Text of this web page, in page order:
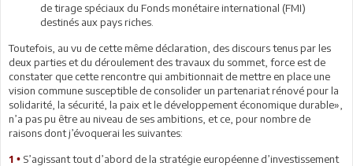
de tirage spéciaux du Fonds monétaire international (FMI)
destinés aux pays riches.
Toutefois, au vu de cette même déclaration, des discours tenus par les
deux parties et du déroulement des travaux du sommet, force est de
constater que cette rencontre qui ambitionnait de mettre en place une
vision commune susceptible de consolider un partenariat rénové pour la
solidarité, la sécurité, la paix et le développement économique durable»,
n’a pas pu être au niveau de ses ambitions, et ce, pour nombre de
raisons dont j’évoquerai les suivantes:
1 • S’agissant tout d’abord de la stratégie européenne d’investissement